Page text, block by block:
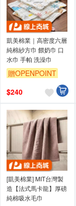
凱美棉業｜高密度六層
純棉紗方巾 餵奶巾 口
水巾 手帕 洗澡巾
贈OPENPOINT
$240
[凱美棉業] MIT台灣製
造【法式馬卡龍】厚磅
純棉吸水毛巾